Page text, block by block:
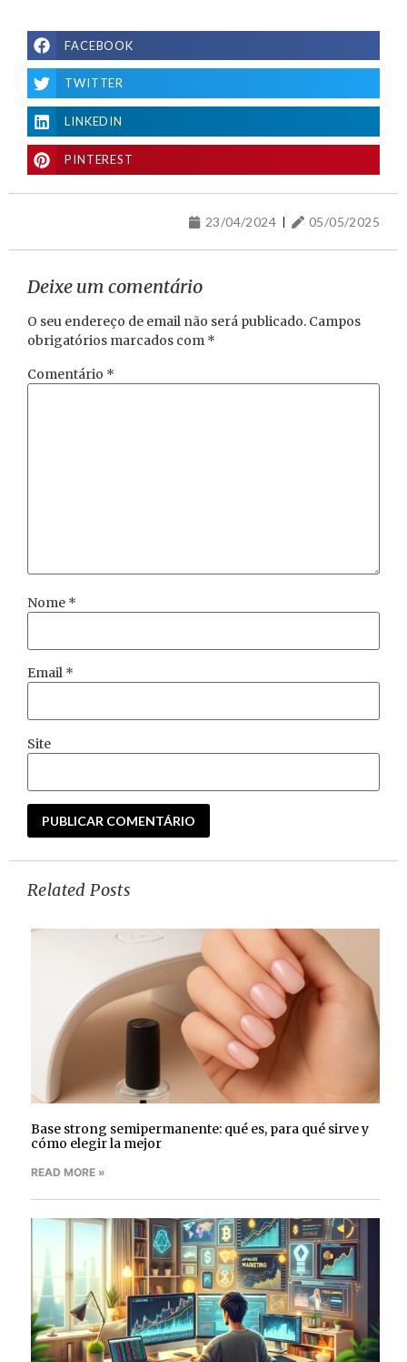
FACEBOOK
TWITTER
LINKEDIN
PINTEREST
23/04/2024 05/05/2025
Deixe um comentário
O seu endereço de email não será publicado. Campos
obrigatórios marcados com *
Comentário *
Nome *
Email *
Site
Related Posts
Base strong semipermanente: qué es, para qué sirve y
cómo elegir la mejor
READ MORE »